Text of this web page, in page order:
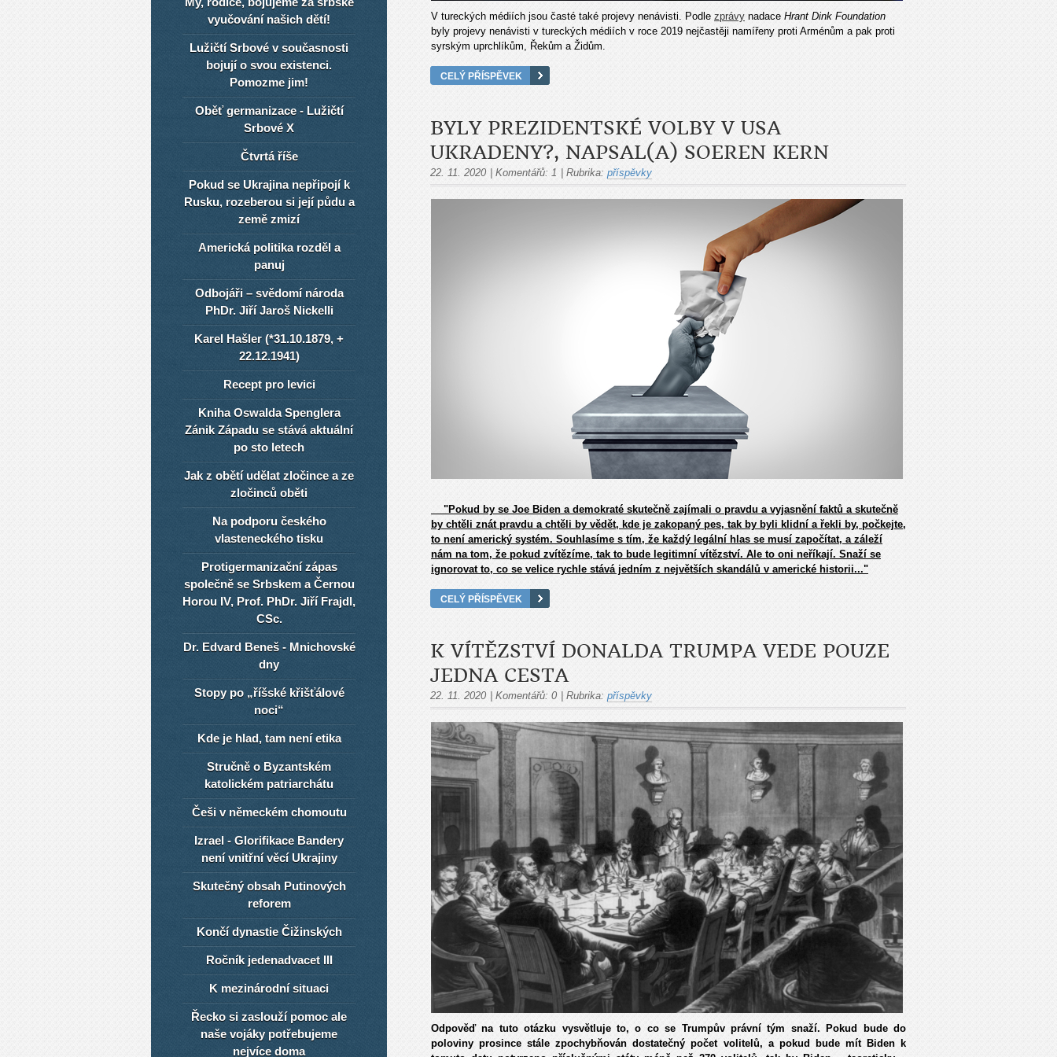
V tureckých médiích jsou časté také projevy nenávisti. Podle zprávy nadace Hrant Dink Foundation
byly projevy nenávisti v tureckých médiích v roce 2019 nejčastěji namířeny proti Arménům a pak proti
syrským uprchlíkům, Řekům a Židům.
CELÝ PŘÍSPĚVEK
BYLY PREZIDENTSKÉ VOLBY V USA
UKRADENY?, NAPSAL(A) SOEREN KERN
22. 11. 2020 Komentářů: 1 Rubrika: příspěvky
"Pokud by se Joe Biden a demokraté skutečně zajímali o pravdu a vyjasnění faktů a skutečně
by chtěli znát pravdu a chtěli by vědět, kde je zakopaný pes, tak by byli klidní a řekli by, počkejte,
to není americký systém. Souhlasíme s tím, že každý legální hlas se musí započítat, a záleží
nám na tom, že pokud zvítězíme, tak to bude legitimní vítězství. Ale to oni neříkají. Snaží se
ignorovat to, co se velice rychle stává jedním z největších skandálů v americké historii..."
CELÝ PŘÍSPĚVEK
K VÍTĚZSTVÍ DONALDA TRUMPA VEDE POUZE
JEDNA CESTA
22. 11. 2020 Komentářů: 0 Rubrika: příspěvky
Odpověď na tuto otázku vysvětluje to, o co se Trumpův právní tým snaží. Pokud bude do
poloviny prosince stále zpochybňován dostatečný počet volitelů, a pokud bude mít Biden k
vyučování našich dětí!
Lužičtí Srbové v současnosti
bojují o svou existenci.
Pomozme jim!
Oběť germanizace - Lužičtí
Srbové X
Čtvrtá říše
Pokud se Ukrajina nepřipojí k
Rusku, rozeberou si její půdu a
země zmizí
Americká politika rozděl a
panuj
Odbojáři – svědomí národa
PhDr. Jiří Jaroš Nickelli
Karel Hašler (*31.10.1879, +
22.12.1941)
Recept pro levici
Kniha Oswalda Spenglera
Zánik Západu se stává aktuální
po sto letech
Jak z obětí udělat zločince a ze
zločinců oběti
Na podporu českého
vlasteneckého tisku
Protigermanizační zápas
společně se Srbskem a Černou
Horou IV, Prof. PhDr. Jiří Frajdl,
CSc.
Dr. Edvard Beneš - Mnichovské
dny
Stopy po „říšské křišťálové
noci“
Kde je hlad, tam není etika
Stručně o Byzantském
katolickém patriarchátu
Češi v německém chomoutu
Izrael - Glorifikace Bandery
není vnitřní věcí Ukrajiny
Skutečný obsah Putinových
reforem
Končí dynastie Čižinských
Ročník jedenadvacet III
K mezinárodní situaci
Řecko si zaslouží pomoc ale
naše vojáky potřebujeme
nejvíce doma